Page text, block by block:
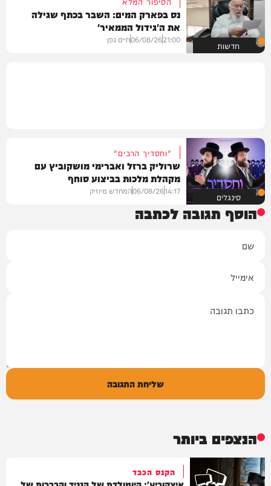
חדשות
נס בפארק המים: השבר בכתף שגילה
את ה'גידול הממאיר'
21:00
06/08/26חיים גפן
סינגלים
"וחסדיך הרבים"
שרוליק ברזל ואברימי מושקוביץ עם
מקהלת מלכות בביצוע סוחף
14:17
06/08/26המחדש מיוזיק
הוסף תגובה לכתבה
שליחת התגובה
הנצפים ביותר
הקנס הכבד